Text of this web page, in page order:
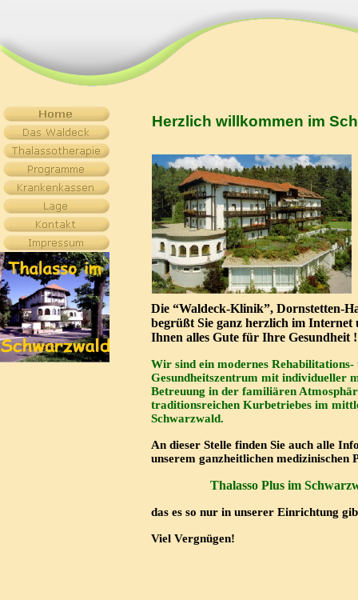
Herzlich willkommen im
Die “Waldeck-Klinik”, Dornstetten-
begrüßt Sie ganz herzlich im Internet
Ihnen alles Gute für Ihre Gesundheit !
Wir sind ein modernes Rehabilitations-
Gesundheitszentrum mit individueller
Betreuung in der familiären
traditionsreichen Kurbetriebes im
Schwarzwald.
An dieser Stelle finden Sie auch alle
unserem ganzheitlichen medizinischen
Thalasso Plus im
das es so nur in unserer Einrichtung
Viel Vergnügen!